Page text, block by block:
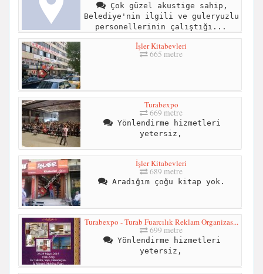
Çok güzel akustige sahip,
Belediye'nin ilgili ve guleryuzlu
personellerinin çalıştığı...
İşler Kitabevleri
665 metre
Turabexpo
669 metre
Yönlendirme hizmetleri
yetersiz,
İşler Kitabevleri
689 metre
Aradığım çoğu kitap yok.
Turabexpo - Turab Fuarcılık Reklam Organizas...
699 metre
Yönlendirme hizmetleri
yetersiz,